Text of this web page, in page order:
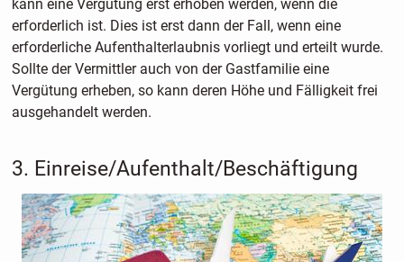
kann eine Vergütung erst erhoben werden, wenn die
erforderlich ist. Dies ist erst dann der Fall, wenn eine
erforderliche Aufenthalterlaubnis vorliegt und erteilt wurde.
Sollte der Vermittler auch von der Gastfamilie eine
Vergütung erheben, so kann deren Höhe und Fälligkeit frei
ausgehandelt werden.
3. Einreise/Aufenthalt/Beschäftigung